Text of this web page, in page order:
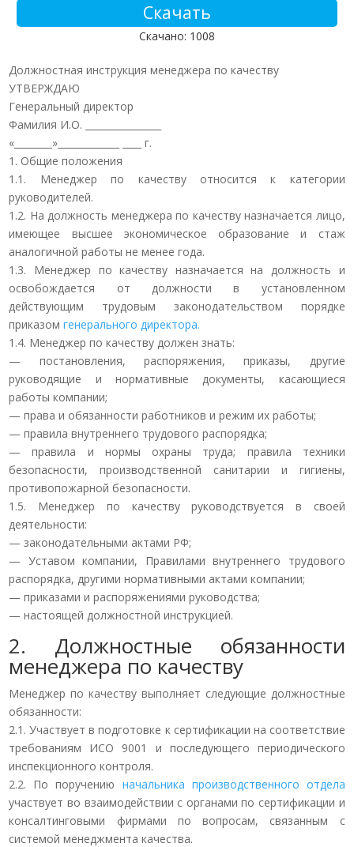
Скачать
Скачано: 1008
Должностная инструкция менеджера по качеству
УТВЕРЖДАЮ
Генеральный директор
Фамилия И.О. ________________
«________»_____________ ____ г.
1. Общие положения
1.1. Менеджер по качеству относится к категории
руководителей.
1.2. На должность менеджера по качеству назначается лицо,
имеющее высшее экономическое образование и стаж
аналогичной работы не менее года.
1.3. Менеджер по качеству назначается на должность и
освобождается от должности в установленном
действующим трудовым законодательством порядке
приказомгенерального директора.
1.4. Менеджер по качеству должен знать:
— постановления, распоряжения, приказы, другие
руководящие и нормативные документы, касающиеся
работы компании;
— права и обязанности работников и режим их работы;
— правила внутреннего трудового распорядка;
— правила и нормы охраны труда; правила техники
безопасности, производственной санитарии и гигиены,
противопожарной безопасности.
1.5. Менеджер по качеству руководствуется в своей
деятельности:
— законодательными актами РФ;
— Уставом компании, Правилами внутреннего трудового
распорядка, другими нормативными актами компании;
— приказами и распоряжениями руководства;
— настоящей должностной инструкцией.
2. Должностные обязанности
менеджера по качеству
Менеджер по качеству выполняет следующие должностные
обязанности:
2.1. Участвует в подготовке к сертификации на соответствие
требованиям ИСО 9001 и последующего периодического
инспекционного контроля.
2.2. По поручению начальника производственного отдела
участвует во взаимодействии с органами по сертификации и
консалтинговыми фирмами по вопросам, связанным с
системой менеджмента качества.